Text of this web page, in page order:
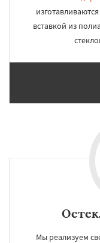
вставкой из
Мы реализуем